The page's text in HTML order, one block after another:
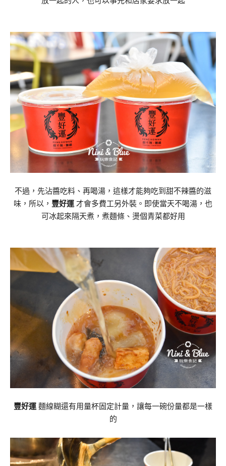
不過，先沾醬吃料、再喝湯，這樣才能夠吃到甜不辣醬的滋
味，所以， 豐好運 才會多費工另外裝。即使當天不喝湯，也
可冰起來隔天煮，煮麵條、燙個青菜都好用
豐好運 麵線糊還有用量杯固定計量，讓每一碗份量都是一樣
的